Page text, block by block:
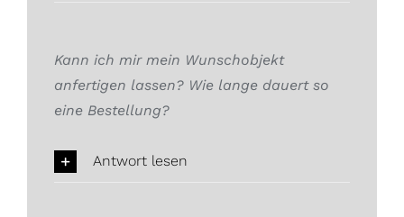
Kann ich mir mein Wunschobjekt
anfertigen lassen? Wie lange dauert so
eine Bestellung?
Antwort lesen